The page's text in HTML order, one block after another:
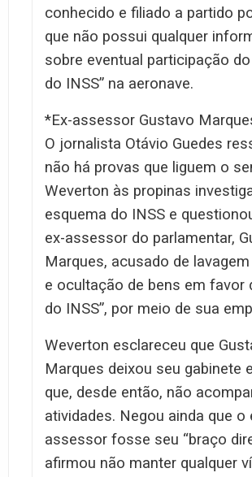
conhecido e filiado a partido
que não possui qualquer
sobre eventual participação do
do INSS” na aeronave.
*Ex-assessor Gustavo
O jornalista Otávio Guedes
não há provas que liguem o
Weverton às propinas
esquema do INSS e
ex-assessor do parlamentar,
Marques, acusado de
e ocultação de bens em favor
do INSS”, por meio de sua
Weverton esclareceu que
Marques deixou seu gabinete
que, desde então, não
atividades. Negou ainda que o
assessor fosse seu “braço
afirmou não manter qualquer